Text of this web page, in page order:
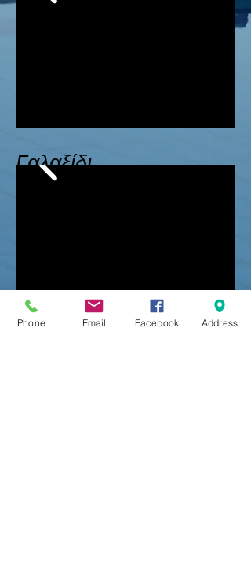
Γαλαξίδι
Phone Email Facebook Address